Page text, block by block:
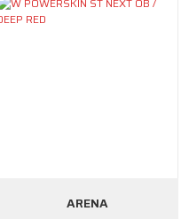
ARENA